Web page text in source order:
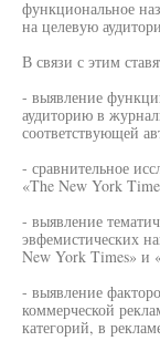
функциональное
на целевую
В связи с этим
- выявление
аудиторию в
соответствующей
- сравнительное
«The New York
- выявление
эвфемистических
New York Times» и
- выявление
коммерческой
категорий, в